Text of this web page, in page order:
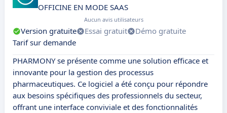
OFFICINE EN MODE SAAS
Aucun avis utilisateurs
Version gratuite Essai gratuit
Démo gratuite
Tarif sur demande
PHARMONY se présente comme une solution efficace et
innovante pour la gestion des processus
pharmaceutiques. Ce logiciel a été conçu pour répondre
aux besoins spécifiques des professionnels du secteur,
offrant une interface conviviale et des fonctionnalités